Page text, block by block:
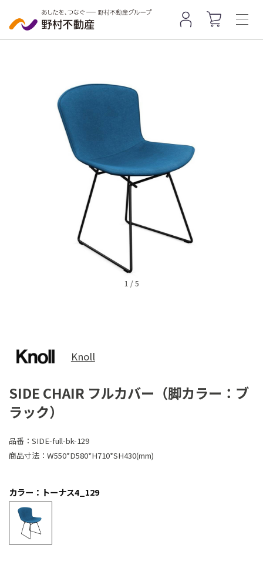
1 /5
Knoll
SIDE CHAIR フルカバー（脚カラー：ブ
ラック）
品番： SIDE-full-bk-129
商品寸法： W550*D580*H710*SH430(mm)
カラー：トーナス4_129